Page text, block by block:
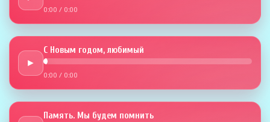
0:00 / 0:00
►
С Новым годом, любимый
0:00 / 0:00
Память. Мы будем помнить